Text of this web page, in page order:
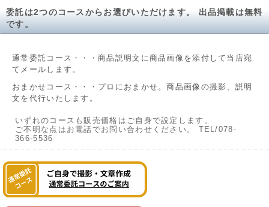
委託は2つのコースからお選びいただけます。 出品掲載は無料
です。
通常委託コース・・・商品説明文に商品画像を添付して当店宛
てメールします。
おまかせコース・・・プロにおまかせ。商品画像の撮影、説明
文を代行いたします。
いずれのコースも販売価格はご自身で設定します。
ご不明な点はお電話でお問い合わせください。 TEL/078-
366-5536